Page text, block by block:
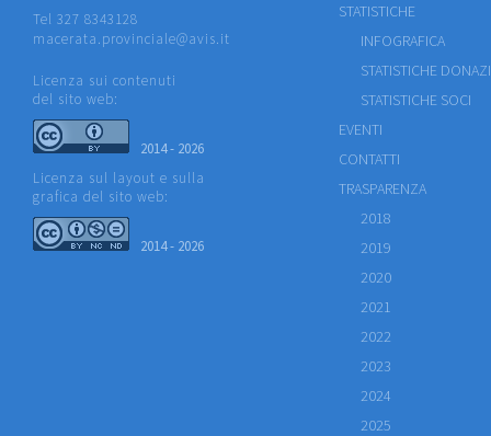
Tel 327 8343128
macerata.provinciale@avis.it
Licenza sui contenuti
del sito web:
2014 - 2026
Licenza sul layout e sulla
grafica del sito web:
2014 - 2026
STATISTICHE
INFOGRAFICA
STATISTICHE
STATISTICHE SOCI
EVENTI
CONTATTI
TRASPARENZA
2018
2019
2020
2021
2022
2023
2024
2025